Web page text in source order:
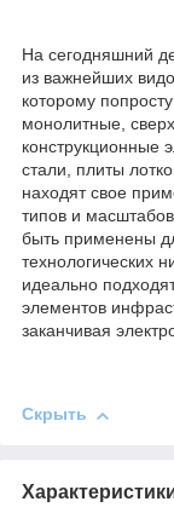
На сегодняшний
из важнейших
которому
монолитные,
конструкционные
стали, плиты
находят свое
типов и
быть применены
технологических
идеально
элементов
заканчивая
Скрыть